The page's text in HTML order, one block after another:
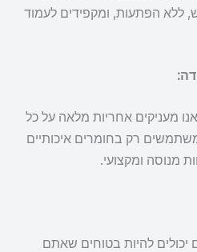
ללא הפתעות, ומקפידים לעמוד
מעניקים אחריות מלאה על כל
רק בחומרים איכותיים
מנוסה ומקצועי.
להיות בטוחים שאתם